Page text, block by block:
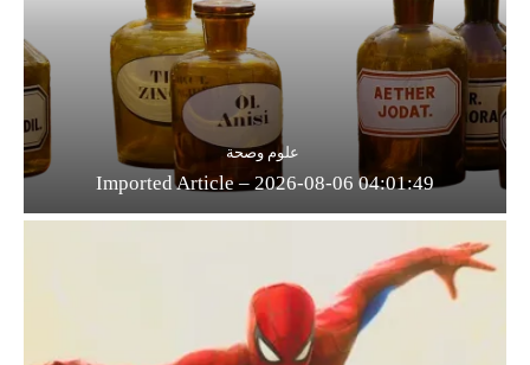
علوم وصحة
Imported Article – 2026-08-06 04:01:49